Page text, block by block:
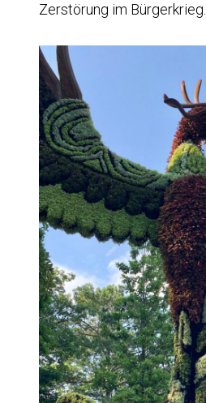
Zerstörung im Bürgerkrieg.